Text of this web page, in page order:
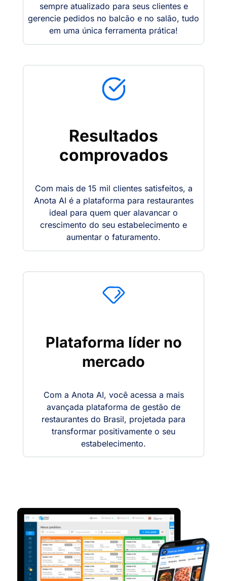
sempre atualizado para seus clientes e
gerencie pedidos no balcão e no salão, tudo
em uma única ferramenta prática!
Resultados
comprovados
Com mais de 15 mil clientes satisfeitos, a
Anota AI é a plataforma para restaurantes
ideal para quem quer alavancar o
crescimento do seu estabelecimento e
aumentar o faturamento.
Plataforma líder no
mercado
Com a Anota AI, você acessa a mais
avançada plataforma de gestão de
restaurantes do Brasil, projetada para
transformar positivamente o seu
estabelecimento.